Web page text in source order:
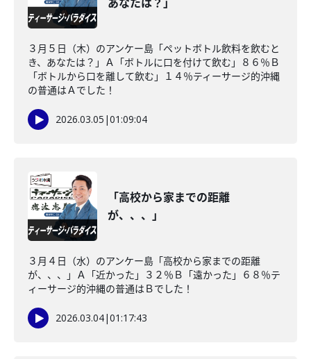
３月５日（木）のアンケー島「ペットボトル飲料を飲むと
き、あなたは？」Ａ「ボトルに口を付けて飲む」８６％Ｂ
「ボトルから口を離して飲む」１４％ティーサージ的沖縄
の普通はＡでした！
2026.03.05 |01:09:04
「高校から家までの距離
が、、、」
３月４日（水）のアンケー島「高校から家までの距離
が、、、」Ａ「近かった」３２％Ｂ「遠かった」６８％テ
ィーサージ的沖縄の普通はＢでした！
2026.03.04|01:17:43